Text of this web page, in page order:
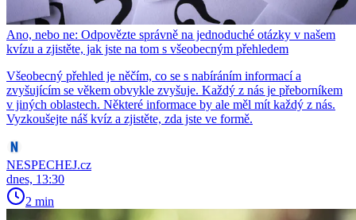
Ano, nebo ne: Odpovězte správně na jednoduché otázky v našem
kvízu a zjistěte, jak jste na tom s všeobecným přehledem
Všeobecný přehled je něčím, co se s nabíráním informací a
zvyšujícím se věkem obvykle zvyšuje. Každý z nás je přeborníkem
v jiných oblastech. Některé informace by ale měl mít každý z nás.
Vyzkoušejte náš kvíz a zjistěte, zda jste ve formě.
NESPECHEJ.cz
dnes, 13:30
2 min